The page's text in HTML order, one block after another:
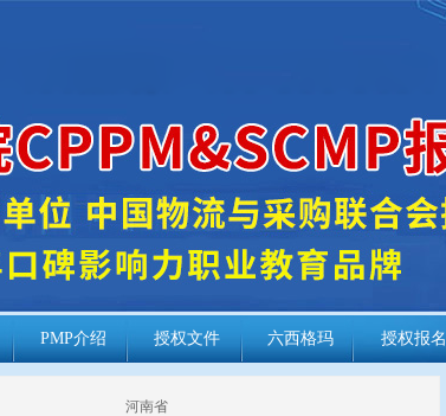
PMP介绍 授权文件 六西格玛 授权报名
河南省